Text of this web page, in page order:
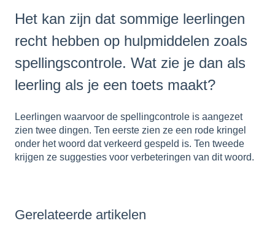
Het kan zijn dat sommige leerlingen
recht hebben op hulpmiddelen zoals
spellingscontrole. Wat zie je dan als
leerling als je een toets maakt?
Leerlingen waarvoor de spellingcontrole is aangezet
zien twee dingen. Ten eerste zien ze een rode kringel
onder het woord dat verkeerd gespeld is. Ten tweede
krijgen ze suggesties voor verbeteringen van dit woord.
Gerelateerde artikelen